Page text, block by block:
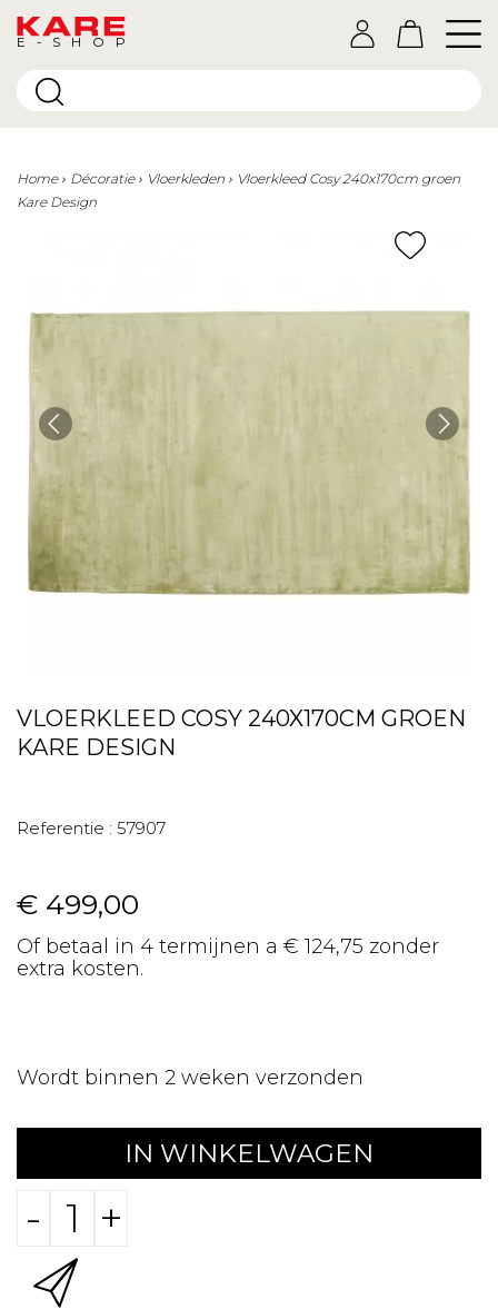
E-SHOP
Home Décoratie Vloerkleden
Vloerkleed Cosy 240x170cm groen
Kare Design
VLOERKLEED COSY 240X170CM GROEN
KARE DESIGN
Referentie : 57907
€ 499,00
Of betaal in 4 termijnen a € 124,75 zonder
extra kosten.
Wordt binnen 2 weken verzonden
IN WINKELWAGEN
- +